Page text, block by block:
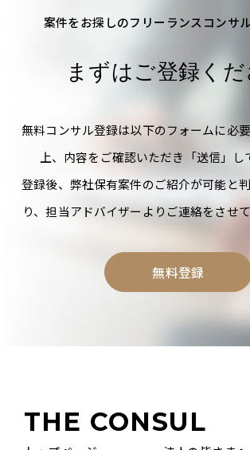
案件をお探しのフリーランスコンサ
まずはご登録く
無料コンサル登録は以下のフォームに必
上、内容をご確認いただき「送信」し
登録後、弊社保有案件のご紹介が可能と
り、担当アドバイザーよりご連絡をさせ
無料登録
THE CONSUL